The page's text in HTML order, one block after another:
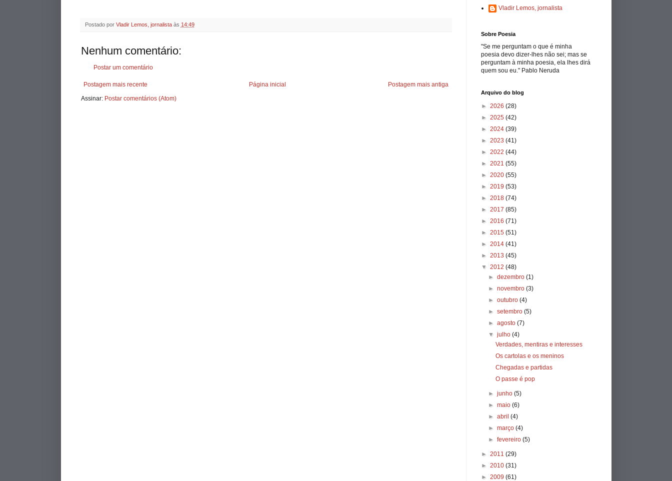
Postado por Vladir Lemos, jornalista às 14:49
Nenhum comentário:
Postar um comentário
Postagem mais recente Postagem mais antiga
Página inicial
Assinar: Postar comentários (Atom)
Vladir Lemos, jornalista
Sobre Poesia
"Se me perguntam o que é minha
poesia devo dizer-lhes não sei; mas se
perguntam à minha poesia, ela lhes dirá
quem sou eu." Pablo Neruda
Arquivo do blog
► 2026 (28)
► 2025 (42)
► 2024 (39)
► 2023 (41)
► 2022 (44)
► 2021 (55)
► 2020 (55)
► 2019 (53)
► 2018 (74)
► 2017 (85)
► 2016 (71)
► 2015 (51)
► 2014 (41)
► 2013 (45)
▼ 2012 (48)
► dezembro (1)
► novembro (3)
► outubro (4)
► setembro (5)
► agosto (7)
▼ julho (4)
Verdades, mentiras e interesses
Os cartolas e os meninos
Chegadas e partidas
O passe é pop
► junho (5)
► maio (6)
► abril (4)
► março (4)
► fevereiro (5)
► 2011 (29)
► 2010 (31)
► 2009 (61)